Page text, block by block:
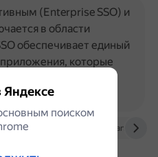
ekassir.com www.anti-
(Enterprise SSO) и
в области
обеспечивает единый
приложения, которые
К ним
Яндексе
поиском